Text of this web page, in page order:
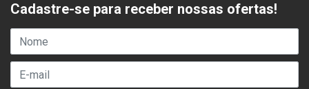
Cadastre-se para receber nossas ofertas!